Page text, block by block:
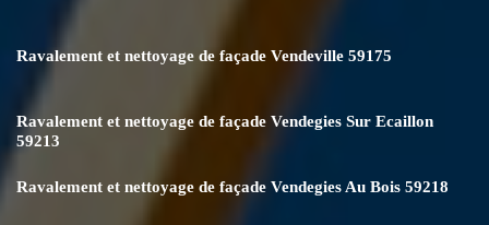
Ravalement et nettoyage de façade Vendeville 59175
Ravalement et nettoyage de façade Vendegies Sur Ecaillon
59213
Ravalement et nettoyage de façade Vendegies Au Bois 59218